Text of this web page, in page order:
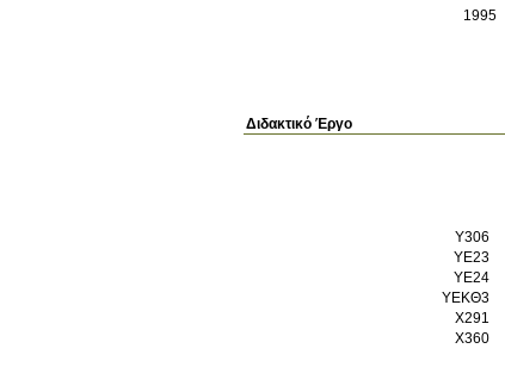
1995
Διδακτικό Έργο
Υ306
ΥΕ23
ΥΕ24
ΥΕΚΘ3
Χ291
Χ360